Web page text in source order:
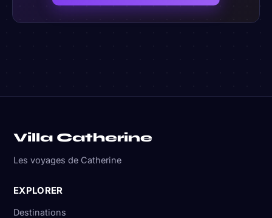
Villa Catherine
Les voyages de Catherine
EXPLORER
Destinations